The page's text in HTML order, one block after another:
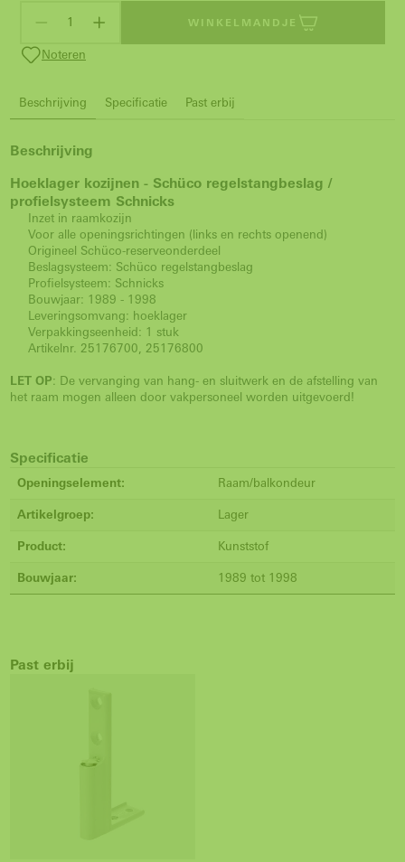
WINKELMANDJE
Noteren
Beschrijving Specificatie Past erbij
Beschrijving
Hoeklager kozijnen - Schüco regelstangbeslag /
profielsysteem Schnicks
Inzet in raamkozijn
Voor alle openingsrichtingen (links en rechts openend)
Origineel Schüco-reserveonderdeel
Beslagsysteem: Schüco regelstangbeslag
Profielsysteem: Schnicks
Bouwjaar: 1989 - 1998
Leveringsomvang: hoeklager
Verpakkingseenheid: 1 stuk
Artikelnr. 25176700, 25176800
LET OP: De vervanging van hang- en sluitwerk en de afstelling van
het raam mogen alleen door vakpersoneel worden uitgevoerd!
Specificatie
Openingselement: Raam/balkondeur
Artikelgroep: Lager
Product: Kunststof
Bouwjaar: 1989 tot 1998
Past erbij